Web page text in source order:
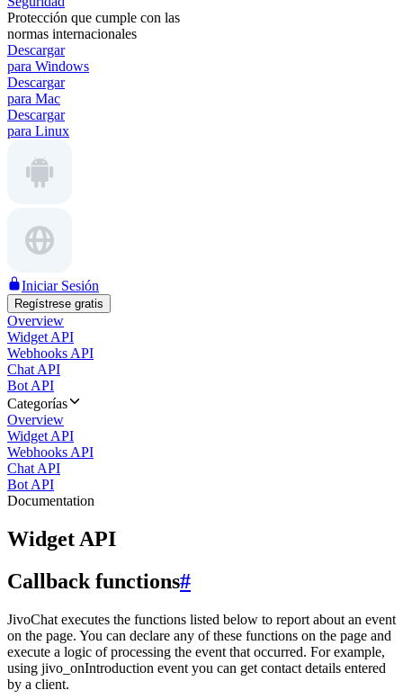
Protección que cumple con las
normas internacionales
Descargar
para Windows
Descargar
para Mac
Descargar
para Linux
Iniciar Sesión
Regístrese gratis
Overview
Widget API
Webhooks API
Chat API
Bot API
Categorías
Overview
Widget API
Webhooks API
Chat API
Bot API
Documentation
Widget API
Callback functions#
JivoChat executes the functions listed below to report about an event
on the page. You can declare any of these functions on the page and
execute a logic of processing the event that occurred. For example,
using jivo_onIntroduction event you can get contact details entered
by a client.